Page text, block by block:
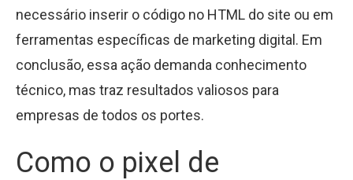
necessário inserir o código no HTML do site ou em
ferramentas específicas de marketing digital. Em
conclusão, essa ação demanda conhecimento
técnico, mas traz resultados valiosos para
empresas de todos os portes.
Como o pixel de